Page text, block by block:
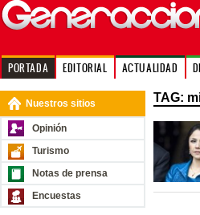
PORTADA EDITORIAL ACTUALIDAD
Nuestros sitios
Opinión
Turismo
Notas de prensa
Encuestas
TAG: